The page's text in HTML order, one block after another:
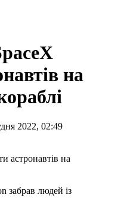
на
2022, 02:49
забрав людей із